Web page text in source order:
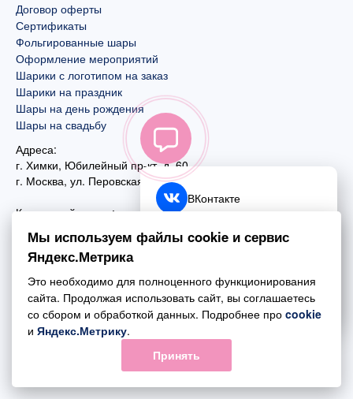
Договор оферты
Сертификаты
Фольгированные шары
Оформление мероприятий
Шарики с логотипом на заказ
Шарики на праздник
Шары на день рождения
Шары на свадьбу
Адреса:
г. Химки, Юбилейный пр-кт, д. 60
г. Москва, ул. Перовская, д. 59
Контактный номер:
+7 (495) 970-44-75
Почта:
mail@esta-fiesta.ru
Режим работы интернет-магазина:
ПН-ВС с 09:00 до 21:00
ВКонтакте
Telegram
Обратный звонок
Мы используем файлы cookie и сервис
Яндекс.Метрика
Это необходимо для полноценного функционирования
сайта. Продолжая использовать сайт, вы соглашаетесь
со сбором и обработкой данных. Подробнее про cookie
и Яндекс.Метрику.
Принять